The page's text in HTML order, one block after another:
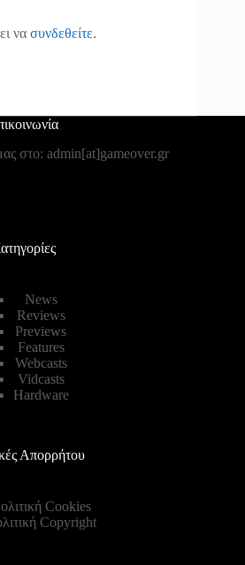
να συνδεθείτε.
στο: admin[at]gameover.gr
News
Reviews
Previews
Features
Webcasts
Vidcasts
Hardware
Απορρήτου
Cookies
Copyright